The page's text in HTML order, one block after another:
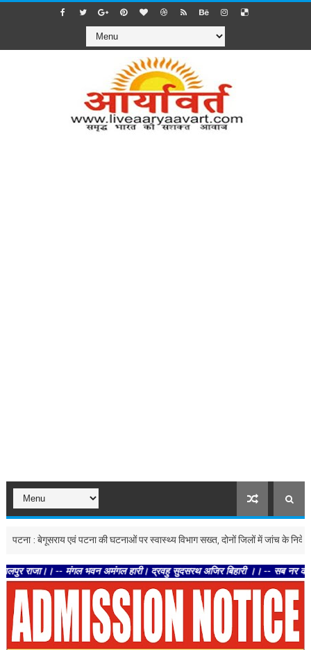
: बेगूसराय एवं पटना की घटनाओं पर स्वास्थ्य विभाग सख्त, दोनों जिलों में जांच के निर्देश
-- मंगल भवन अमंगल हारी। द्रवहु सुदसरथ अजिर बिहारी ।। -- सब नर करहिं